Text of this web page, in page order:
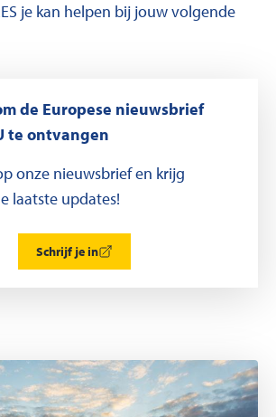
je kan helpen bij jouw volgende
de Europese nieuwsbrief
te ontvangen
onze nieuwsbrief en krijg
laatste updates!
Schrijf je in